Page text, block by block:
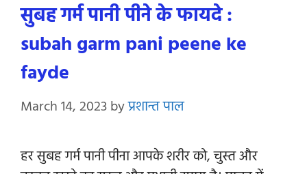
सुबह गर्म पानी पीने के फायदे :
subah garm pani peene ke
fayde
March 14, 2023byप्रशान्त पाल
हर सुबह गर्म पानी पीना आपके शरीर को, चुस्त और